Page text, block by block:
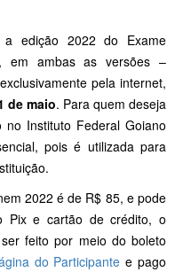
a edição 2022 do Exame
em ambas as versões –
pela internet,
de maio. Para quem deseja
Instituto Federal Goiano
pois é utilizada para
2022 é de R$ 85, e pode
Pix e cartão de crédito, o
feito por meio do boleto
do Participante e pago